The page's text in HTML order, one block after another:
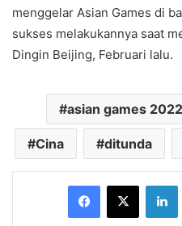
menggelar Asian Games di
sukses melakukannya saat
Dingin Beijing, Februari lalu.
asian games 2022
Cina ditunda
Facebook
X